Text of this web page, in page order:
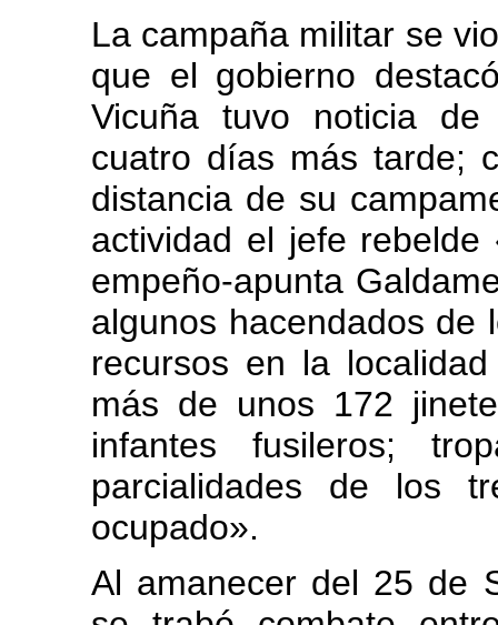
La campaña militar se
que el gobierno
Vicuña tuvo noticia
cuatro días más tarde;
distancia de su
actividad el jefe
empeño-apunta
algunos hacendados de
recursos en la
más de unos 172
infantes fusileros;
parcialidades de los
ocupado».
Al amanecer del 25 de